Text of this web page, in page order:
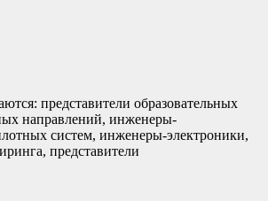
представители образовательных
направлений, инженеры-
систем, инженеры-электроники,
представители